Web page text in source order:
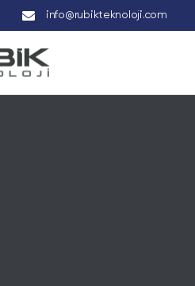
info@rubikteknoloji.com